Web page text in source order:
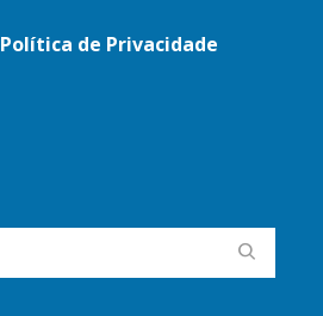
Política de Privacidade